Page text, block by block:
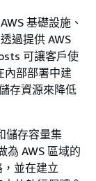
基礎設施、
過提供 AWS
可讓客戶使
內部部署中建
存資源來降低
儲存容量集
為 AWS 區域的
並在建立